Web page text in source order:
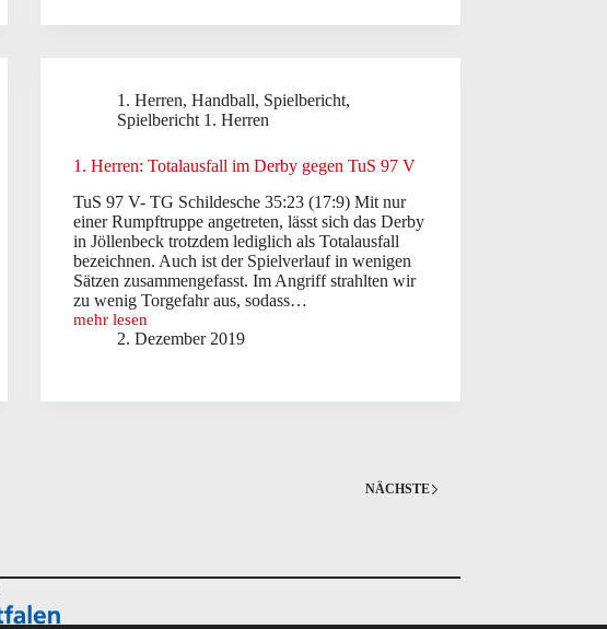
und
1. Herren,Handball, Spielbericht,
Spielbericht 1. Herren
1. Herren: Totalausfall im Derby gegen TuS 97 V
TuS 97 V- TG Schildesche 35:23 (17:9) Mit nur
einer Rumpftruppe angetreten, lässt sich das Derby
in Jöllenbeck trotzdem lediglich als Totalausfall
bezeichnen. Auch ist der Spielverlauf in wenigen
Sätzen zusammengefasst. Im Angriff strahlten wir
zu wenig Torgefahr aus, sodass…
mehr lesen
1.
Herren:
Derby
2. Dezember 2019
NÄCHSTE